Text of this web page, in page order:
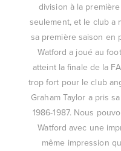
division à la
seulement, et le club a
sa première saison en
Watford a joué au
atteint la finale de la
trop fort pour le club
Graham Taylor a pris
1986-1987. Nous
Watford avec une
même impression